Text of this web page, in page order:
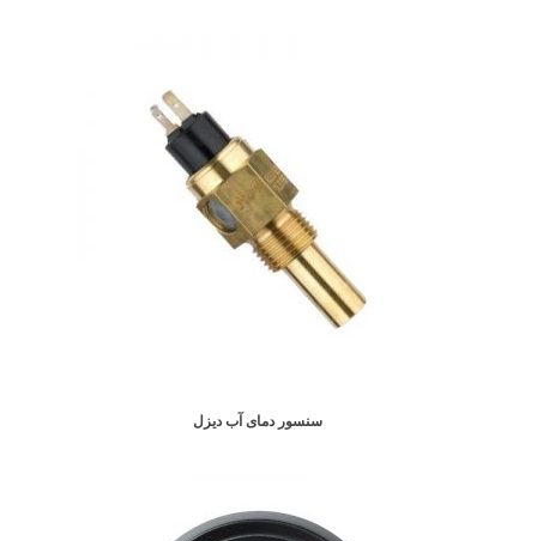
سنسور دمای آب دیزل